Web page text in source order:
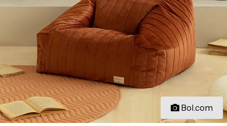
Bol.com